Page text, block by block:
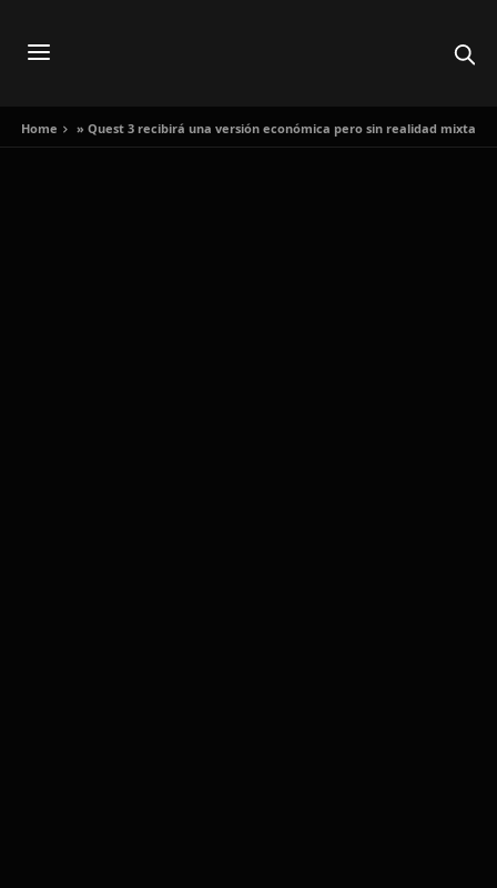
Home » Quest 3 recibirá una versión económica pero sin realidad mixta